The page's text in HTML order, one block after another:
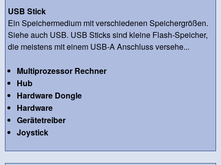
USB Stick
Ein Speichermedium mit verschiedenen Speichergrößen.
Siehe auch USB. USB Sticks sind kleine Flash-Speicher,
die meistens mit einem USB-A Anschluss versehe...
Multiprozessor Rechner
Hub
Hardware Dongle
Hardware
Gerätetreiber
Joystick